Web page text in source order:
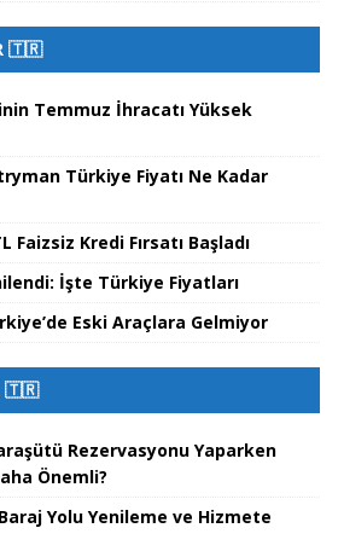
🇹🇷
Temmuz İhracatı Yüksek
Türkiye Fiyatı Ne Kadar
Kredi Fırsatı Başladı
İşte Türkiye Fiyatları
Eski Araçlara Gelmiyor
🇹🇷
Rezervasyonu Yaparken
Önemli?
Yolu Yenileme ve Hizmete